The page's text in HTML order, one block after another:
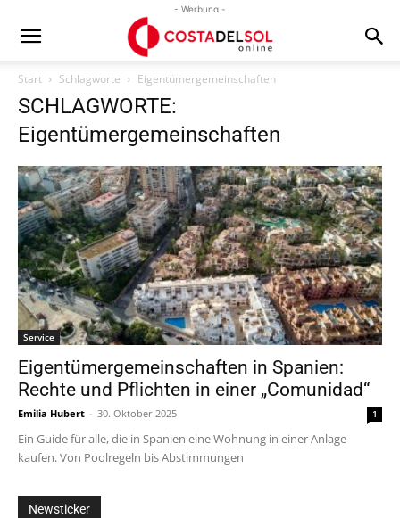
- Werbung -
Start Schlagworte Eigentümergemeinschaften
SCHLAGWORTE:
Eigentümergemeinschaften
Service
Eigentümergemeinschaften in Spanien:
Rechte und Pflichten in einer „Comunidad“
Emilia Hubert - 30. Oktober 2025 1
Ein Guide für alle, die in Spanien eine Wohnung in einer Anlage
kaufen. Von Poolregeln bis Abstimmungen
Newsticker